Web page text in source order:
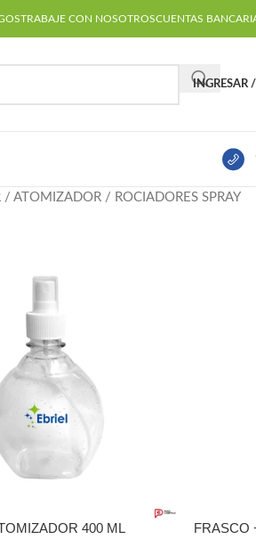
TRABAJE CON NOSOTROSCUENTAS
INGRESAR
/ ATOMIZADOR / ROCIADORES SPRAY
400 ML FRASCO